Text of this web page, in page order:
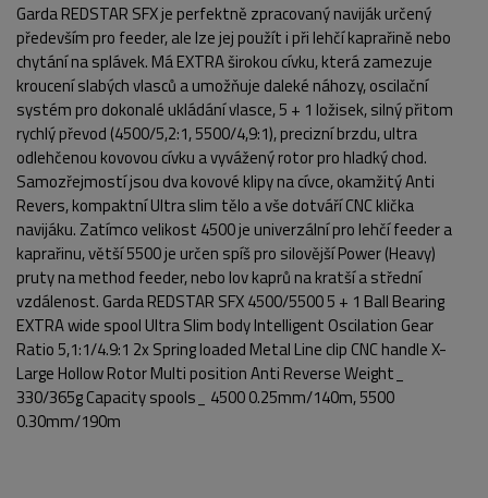
POPIS PRODUKTU FOTO (10)
Garda REDSTAR SFX je perfektně zpracovaný naviják určený
především pro feeder, ale lze jej použít i při lehčí kaprařině nebo
chytání na splávek. Má EXTRA širokou cívku, která zamezuje
kroucení slabých vlasců a umožňuje daleké náhozy, oscilační
systém pro dokonalé ukládání vlasce, 5 + 1 ložisek, silný přitom
rychlý převod (4500/5,2:1, 5500/4,9:1), precizní brzdu, ultra
odlehčenou kovovou cívku a vyvážený rotor pro hladký chod.
Samozřejmostí jsou dva kovové klipy na cívce, okamžitý Anti
Revers, kompaktní Ultra slim tělo a vše dotváří CNC klička
navijáku. Zatímco velikost 4500 je univerzální pro lehčí feeder a
kaprařinu, větší 5500 je určen spíš pro silovější Power (Heavy)
pruty na method feeder, nebo lov kaprů na kratší a střední
vzdálenost. Garda REDSTAR SFX 4500/5500 5 + 1 Ball Bearing
EXTRA wide spool Ultra Slim body Intelligent Oscilation Gear
Ratio 5,1:1/4.9:1 2x Spring loaded Metal Line clip CNC handle X-
Large Hollow Rotor Multi position Anti Reverse Weight_
330/365g Capacity spools_ 4500 0.25mm/140m, 5500
0.30mm/190m